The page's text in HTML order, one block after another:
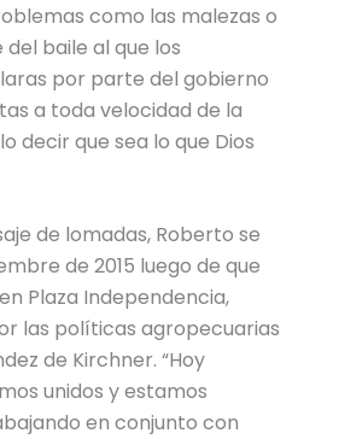
como las malezas o
baile al que los
por parte del gobierno
a toda velocidad de la
decir que sea lo que Dios
de lomadas, Roberto se
de 2015 luego de que
Plaza Independencia,
las políticas agropecuarias
de Kirchner. “Hoy
unidos y estamos
en conjunto con